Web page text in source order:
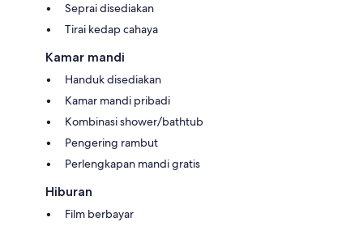
Seprai disediakan
Tirai kedap cahaya
Kamar mandi
Handuk disediakan
Kamar mandi pribadi
Kombinasi shower/bathtub
Pengering rambut
Perlengkapan mandi gratis
Hiburan
Film berbayar